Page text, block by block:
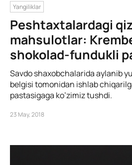
Yangiliklar
Peshtaxtalardagi
mahsulotlar:
shokolad-fundukli
Savdo shaxobchalarida aylanib
belgisi tomonidan ishlab
pastasigaga ko’zimiz tushdi.
23 May, 2018